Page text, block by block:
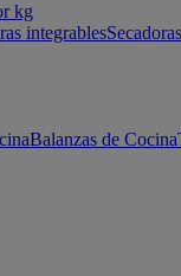
kg
integrables
Balanzas de Cocina